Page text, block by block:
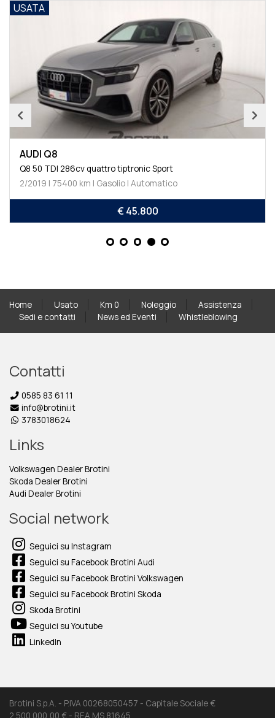
USATA
AUDI Q8
Q8 50 TDI 286cv quattro tiptronic Sport
2/2019 | 75400 km | Gasolio | Automatico
€ 45.800
Home Usato Km 0 Noleggio
Assistenza
Sedi e contatti
News ed Eventi Whistleblowing
Contatti
0585 83 61 11
info@brotini.it
3783018624
Links
Volkswagen Dealer Brotini
Skoda Dealer Brotini
Audi Dealer Brotini
Social network
Seguici su Instagram
Seguici su Facebook Brotini Audi
Seguici su Facebook Brotini Volkswagen
Seguici su Facebook Brotini Skoda
Skoda Brotini
Seguici su Youtube
LinkedIn
Brotini S.p.A. - P.IVA 00268050457 - Capitale Sociale €
2.500.000,00 € - REA MS 81645